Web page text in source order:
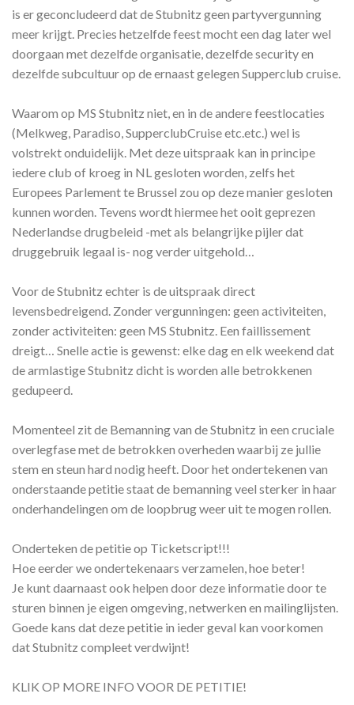
is er geconcludeerd dat de Stubnitz geen partyvergunning
meer krijgt. Precies hetzelfde feest mocht een dag later wel
doorgaan met dezelfde organisatie, dezelfde security en
dezelfde subcultuur op de ernaast gelegen Supperclub cruise.
Waarom op MS Stubnitz niet, en in de andere feestlocaties
(Melkweg, Paradiso, SupperclubCruise etc.etc.) wel is
volstrekt onduidelijk. Met deze uitspraak kan in principe
iedere club of kroeg in NL gesloten worden, zelfs het
Europees Parlement te Brussel zou op deze manier gesloten
kunnen worden. Tevens wordt hiermee het ooit geprezen
Nederlandse drugbeleid -met als belangrijke pijler dat
druggebruik legaal is- nog verder uitgehold…
Voor de Stubnitz echter is de uitspraak direct
levensbedreigend. Zonder vergunningen: geen activiteiten,
zonder activiteiten: geen MS Stubnitz. Een faillissement
dreigt… Snelle actie is gewenst: elke dag en elk weekend dat
de armlastige Stubnitz dicht is worden alle betrokkenen
gedupeerd.
Momenteel zit de Bemanning van de Stubnitz in een cruciale
overlegfase met de betrokken overheden waarbij ze jullie
stem en steun hard nodig heeft. Door het ondertekenen van
onderstaande petitie staat de bemanning veel sterker in haar
onderhandelingen om de loopbrug weer uit te mogen rollen.
Onderteken de petitie op Ticketscript!!!
Hoe eerder we ondertekenaars verzamelen, hoe beter!
Je kunt daarnaast ook helpen door deze informatie door te
sturen binnen je eigen omgeving, netwerken en mailinglijsten.
Goede kans dat deze petitie in ieder geval kan voorkomen
dat Stubnitz compleet verdwijnt!
KLIK OP MORE INFO VOOR DE PETITIE!